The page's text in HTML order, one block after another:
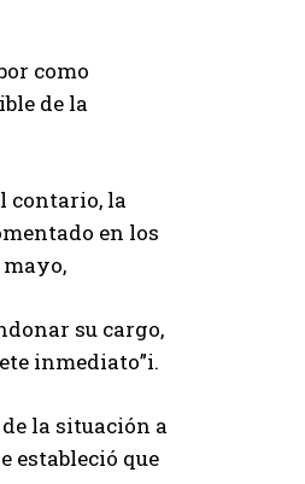
como
de la
contario, la
en los
su cargo,
inmediato”i.
la situación a
estableció que